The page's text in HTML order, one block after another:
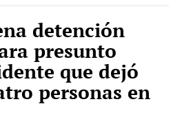
detención
presunto
que dejó
personas en